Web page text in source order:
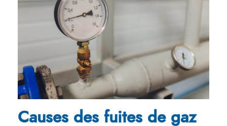
Causes des fuites de gaz